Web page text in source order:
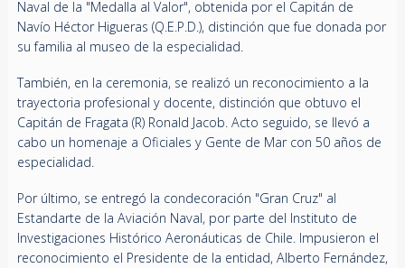
Naval de la "Medalla al Valor", obtenida por el Capitán de
Navío Héctor Higueras (Q.E.P.D.), distinción que fue donada por
su familia al museo de la especialidad.
También, en la ceremonia, se realizó un reconocimiento a la
trayectoria profesional y docente, distinción que obtuvo el
Capitán de Fragata (R) Ronald Jacob. Acto seguido, se llevó a
cabo un homenaje a Oficiales y Gente de Mar con 50 años de
especialidad.
Por último, se entregó la condecoración "Gran Cruz" al
Estandarte de la Aviación Naval, por parte del Instituto de
Investigaciones Histórico Aeronáuticas de Chile. Impusieron el
reconocimiento el Presidente de la entidad, Alberto Fernández,